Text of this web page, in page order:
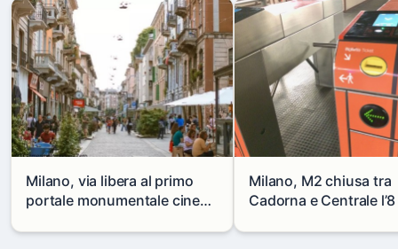
Milano, via libera al primo
portale monumentale cinese
Milano, M2 chiusa tra
Cadorna e Centrale
alternative